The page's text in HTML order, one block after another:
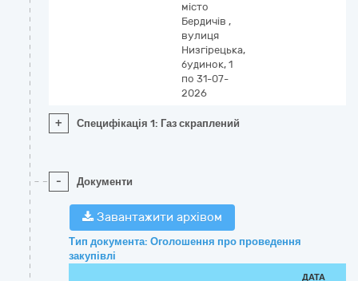
місто
Бердичів ,
вулиця
Низгірецька,
будинок, 1
по 31-07-
2026
+ Специфікація 1: Газ скраплений
- Документи
Завантажити архівом
Тип документа: Оголошення про проведення
закупівлі
ДАТА